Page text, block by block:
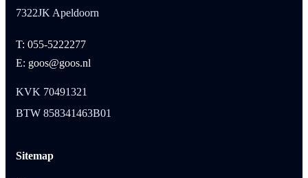
7322JK Apeldoorn
T: 055-5222277
E: goos@goos.nl
KVK 70491321
BTW 858341463B01
Sitemap